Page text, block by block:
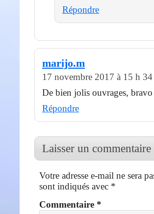
Répondre
marijo.m
17 novembre 2017 à 15 h
De bien jolis ouvrages,
Répondre
Laisser un commentaire
Votre adresse e-mail ne sera
sont indiqués avec *
Commentaire *